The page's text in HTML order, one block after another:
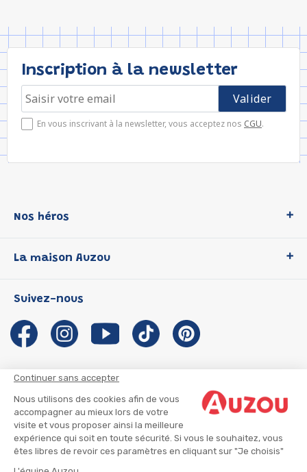
Continuer sans accepter
Nous utilisons des cookies afin de vous
accompagner au mieux lors de votre
visite et vous proposer ainsi la meilleure
expérience qui soit en toute sécurité. Si vous le souhaitez, vous
êtes libres de revoir ces paramètres en cliquant sur "Je choisis"
Inscription à la newsletter
En vous inscrivant à la newsletter, vous acceptez nos CGU.
Nos héros
P'tit Loup
Les Influenceuses
Migali
Petite Taupe
La maison Auzou
Notre histoire
Auzou s'engage
Auteurs et illustrateurs Auzou
Suivre mon colis
Infos consommateur
Suivez-nous
CGU
CGV
Mentions légales